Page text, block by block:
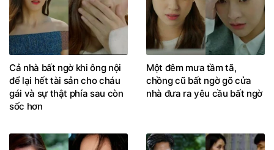
Cả nhà bất ngờ khi ông nội
để lại hết tài sản cho cháu
gái và sự thật phía sau còn
sốc hơn
Một đêm mưa tầm tã,
chồng cũ bất ngờ gõ cửa
nhà đưa ra yêu cầu bất ngờ